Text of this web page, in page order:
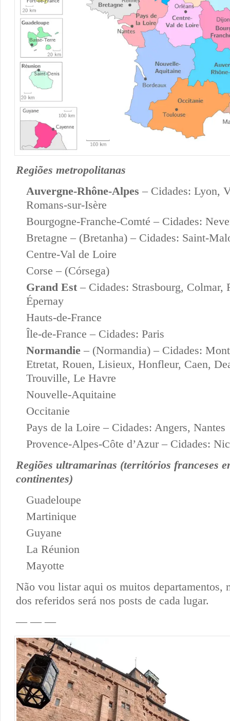
Regiões metropolitanas
Auvergne-Rhône-Alpes – Cidades: Lyon,
Romans-sur-Isère
Bourgogne-Franche-Comté – Cidades:
Bretagne – (Bretanha) – Cidades: Saint-
Centre-Val de Loire
Corse – (Córsega)
Grand Est – Cidades: Strasbourg, Colmar,
Épernay
Hauts-de-France
Île-de-France – Cidades: Paris
Normandie – (Normandia) – Cidades:
Etretat, Rouen, Lisieux, Honfleur, Caen,
Trouville, Le Havre
Nouvelle-Aquitaine
Occitanie
Pays de la Loire – Cidades: Angers, Nantes
Provence-Alpes-Côte d’Azur – Cidades:
Regiões ultramarinas (territórios franceses
continentes)
Guadeloupe
Martinique
Guyane
La Réunion
Mayotte
Não vou listar aqui os muitos departamentos,
dos referidos será nos posts de cada lugar.
— — —